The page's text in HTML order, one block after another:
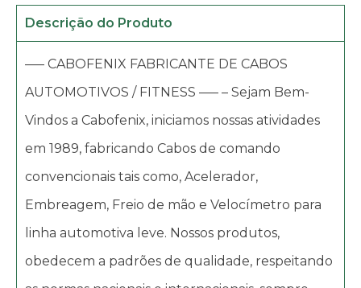
Descrição do Produto
—– CABOFENIX FABRICANTE DE CABOS
AUTOMOTIVOS / FITNESS —– – Sejam Bem-
Vindos a Cabofenix, iniciamos nossas atividades
em 1989, fabricando Cabos de comando
convencionais tais como, Acelerador,
Embreagem, Freio de mão e Velocímetro para
linha automotiva leve. Nossos produtos,
obedecem a padrões de qualidade, respeitando